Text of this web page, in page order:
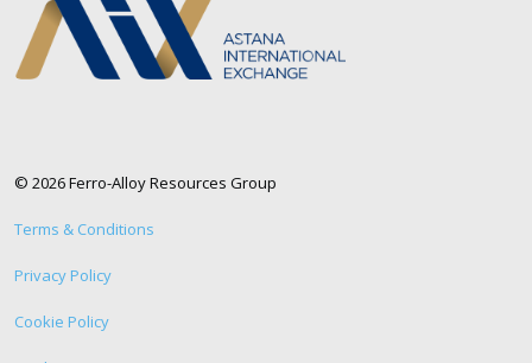
© 2026 Ferro-Alloy Resources Group
Terms & Conditions
Privacy Policy
Cookie Policy